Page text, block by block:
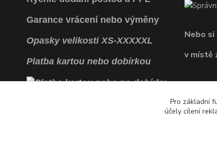
Garance vrácenínebo výměny
Opaskyvelikosti XS-XXXXXL
Platba kartou nebo dobírkou
Nebo
v místě
Pro základní
účely cílení